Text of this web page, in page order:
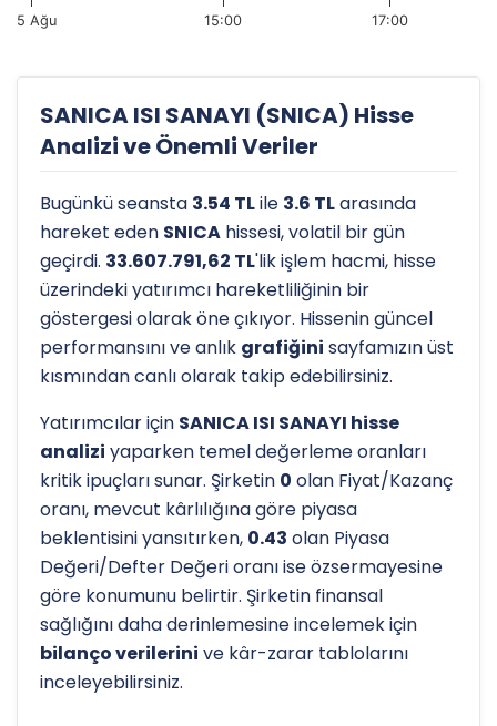
5 Ağu 15:00 17:00
SANICA ISI SANAYI (SNICA) Hisse
Analizi ve Önemli Veriler
Bugünkü seansta 3.54 TLile 3.6 TLarasında
hareket eden SNICA hissesi, volatil bir gün
geçirdi. 33.607.791,62 TL'lik işlem hacmi, hisse
üzerindeki yatırımcı hareketliliğinin bir
göstergesi olarak öne çıkıyor. Hissenin güncel
performansını ve anlık grafiğini sayfamızın üst
kısmından canlı olarak takip edebilirsiniz.
Yatırımcılar için SANICA ISI SANAYI hisse
analizi yaparken temel değerleme oranları
kritik ipuçları sunar. Şirketin 0 olan Fiyat/Kazanç
oranı, mevcut kârlılığına göre piyasa
beklentisini yansıtırken, 0.43 olan Piyasa
Değeri/Defter Değeri oranı ise özsermayesine
göre konumunu belirtir. Şirketin finansal
sağlığını daha derinlemesine incelemek için
bilanço verilerini ve kâr-zarar tablolarını
inceleyebilirsiniz.